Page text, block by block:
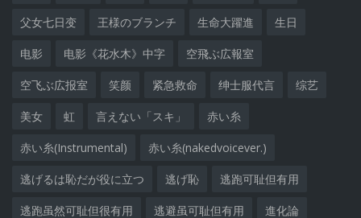
父女七日变 王様のブランチ 生命大躍進 生日
电影 电影《花水木》中字 空飛ぶ広報室
空飞ぶ広报室 笑颜 紧急救命 绅士服代言 综艺
美女 虹 言えない「スキ」 赤い糸
赤い糸(Instrumental) 赤い糸(nakedvoicever.)
逃げるは恥だが役に立つ 逃げ恥 逃跑可耻但有用
逃跑虽然可耻但很有用 逃避虽可耻但有用 進化論